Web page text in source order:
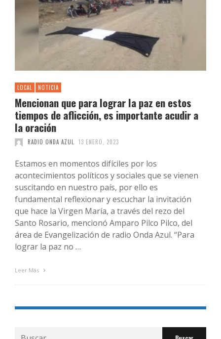
LOCAL NOTICIA
Mencionan que para lograr la paz en estos
tiempos de aflicción, es importante acudir a
la oración
RADIO ONDA AZUL 13 ENERO, 2023
Estamos en momentos difíciles por los
acontecimientos políticos y sociales que se vienen
suscitando en nuestro país, por ello es
fundamental reflexionar y escuchar la invitación
que hace la Virgen María, a través del rezo del
Santo Rosario, mencionó Amparo Pilco Pilco, del
área de Evangelización de radio Onda Azul. “Para
lograr la paz no …
Leer Más
Buscar